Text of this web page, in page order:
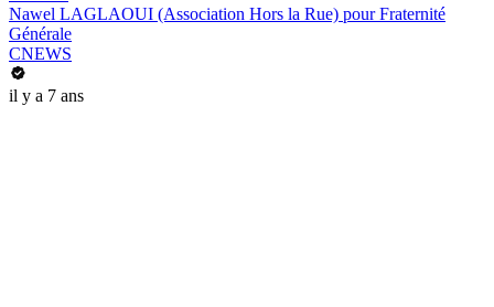
Nawel LAGLAOUI (Association Hors la Rue) pour Fraternité
Générale
CNEWS
il y a 7 ans